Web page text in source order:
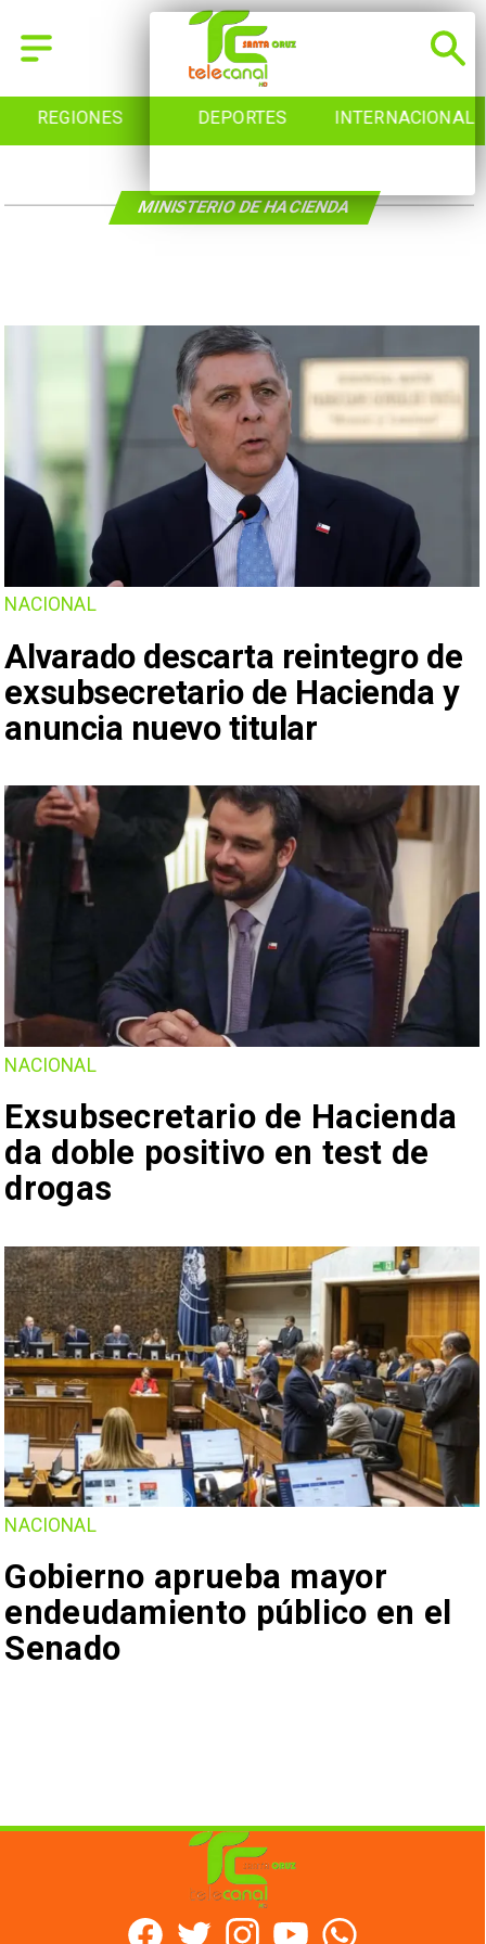
REGIONES DEPORTES INTERNACIONAL
NACIONAL
Alvarado descarta reintegro de
exsubsecretario de Hacienda y
anuncia nuevo titular
NACIONAL
Exsubsecretario de Hacienda
da doble positivo en test de
drogas
NACIONAL
Gobierno aprueba mayor
endeudamiento público en el
Senado
MINISTERIO DE HACIENDA